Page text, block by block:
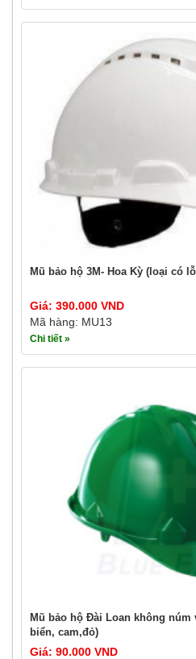
Mũ bảo hộ 3M- Hoa Kỳ (loại có
Giá: 390.000 VND
Mã hàng: MU13
Chi tiết »
Mũ bảo hộ Đài Loan không núm
biển, cam,đỏ)
Giá: 90.000 VND